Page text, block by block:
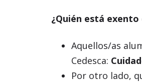
¿Quién está exento
Aquellos/as
Cedesca:
Por otro lado,